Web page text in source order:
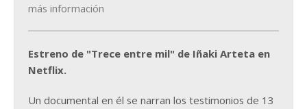
más información
Estreno de "Trece entre mil" de Iñaki Arteta en
Netflix.
Un documental en él se narran los testimonios de 13